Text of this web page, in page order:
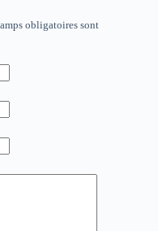
obligatoires sont